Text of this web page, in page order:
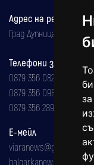
Адрес на
Град Дупница,
Телефони за
0879 356 082
0879 356 098
0879 356 289
Е-мейл
viaranews@gmail.com